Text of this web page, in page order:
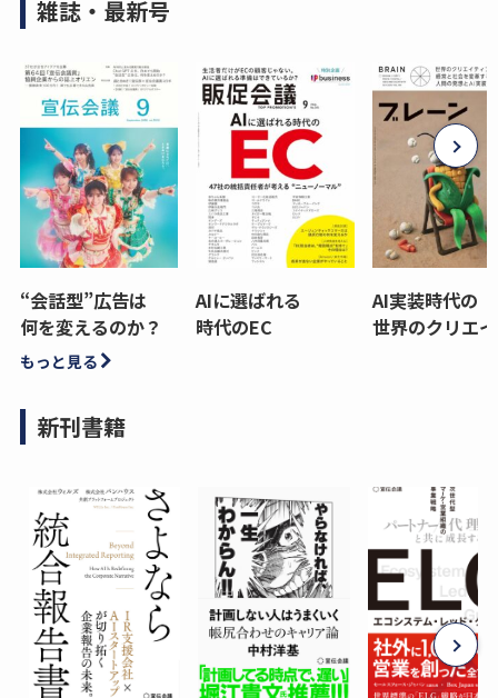
雑誌・最新号
“会話型”広告は
何を変えるのか？
AIに選ばれる
時代のEC
AI実装時代の
世界のクリエ
もっと見る
新刊書籍